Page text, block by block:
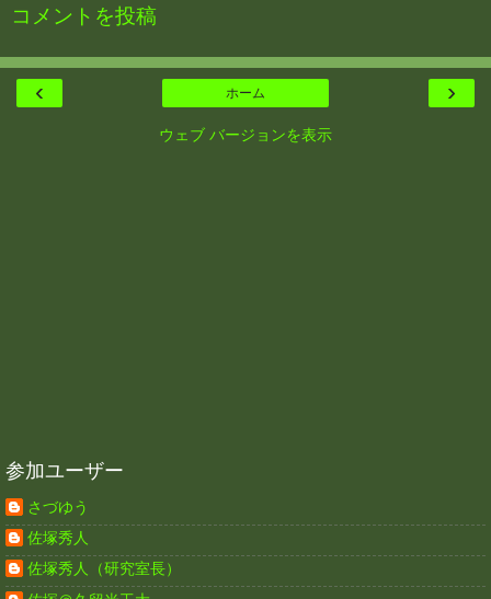
コメントを投稿
‹ ›
ホーム
ウェブ バージョンを表示
参加ユーザー
さづゆう
佐塚秀人
佐塚秀人（研究室長）